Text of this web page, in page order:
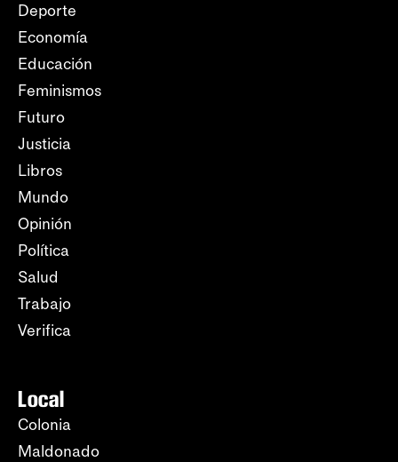
Deporte
Economía
Educación
Feminismos
Futuro
Justicia
Libros
Mundo
Opinión
Política
Salud
Trabajo
Verifica
Local
Colonia
Maldonado